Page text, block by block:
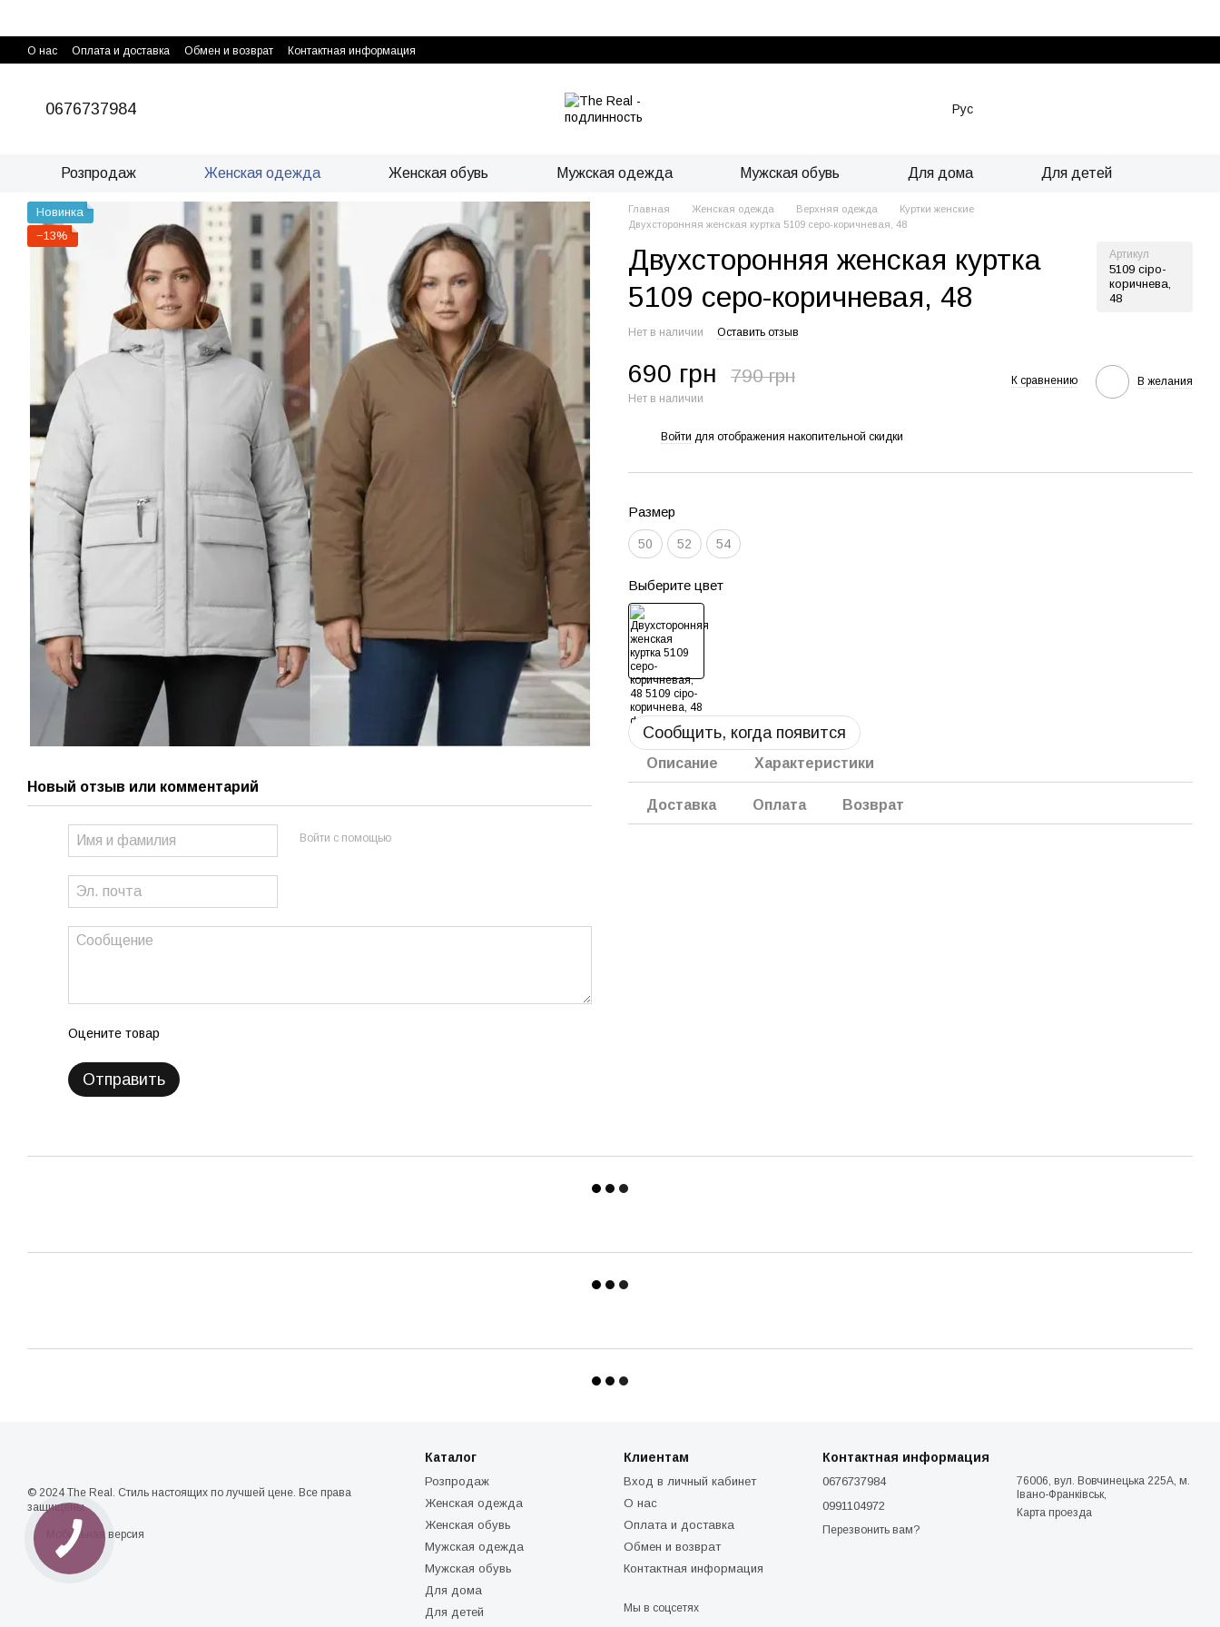
О нас Оплата и доставка Обмен и возврат Контактная информация
0676737984 Рус
Розпродаж Женская одежда Женская обувь Мужская одежда Мужская обувь Для дома Для детей
Новинка
−13%
Новый отзыв или комментарий
Войти с помощью
Оцените товар
Отправить
Главная Женская одежда Верхняя одежда
Куртки женские
Двухсторонняя женская куртка 5109 серо-коричневая, 48
Двухсторонняя женская куртка
5109 серо-коричневая, 48
Артикул
5109 сіро-
коричнева,
48
Нет в наличии Оставить отзыв
690 грн 790 грн
Нет в наличии
К сравнению В желания
Войти для отображения накопительной скидки
Размер
50 52 54
Выберите цвет
Сообщить, когда появится
Описание Характеристики
Доставка Оплата Возврат
© 2024 The Real. Стиль настоящих по лучшей цене. Все права
защищены.
Мобильная версия
Каталог
Розпродаж
Женская одежда
Женская обувь
Мужская одежда
Мужская обувь
Для дома
Для детей
Клиентам
Вход в личный кабинет
О нас
Оплата и доставка
Обмен и возврат
Контактная информация
Мы в соцсетях
Контактная информация
0676737984
0991104972
Перезвонить вам?
76006, вул. Вовчинецька 225А, м.
Івано-Франківськ,
Карта проезда